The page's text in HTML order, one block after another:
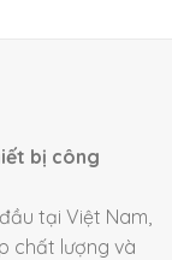
bị công
tại Việt Nam,
chất lượng và